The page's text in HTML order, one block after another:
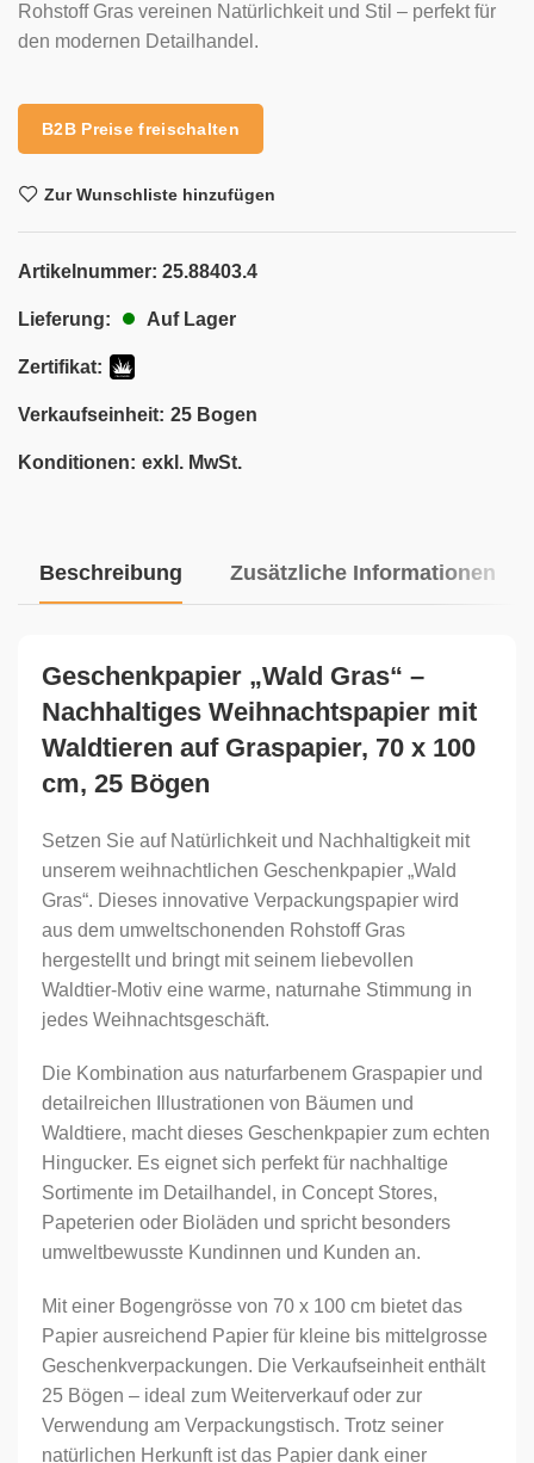
Rohstoff Gras vereinen Natürlichkeit und Stil – perfekt für
den modernen Detailhandel.
B2B Preise freischalten
Zur Wunschliste hinzufügen
Artikelnummer: 25.88403.4
Lieferung: Auf Lager
Zertifikat:
Verkaufseinheit: 25 Bogen
Konditionen: exkl. MwSt.
Beschreibung Zusätzliche Informationen
Geschenkpapier „Wald Gras“ –
Nachhaltiges Weihnachtspapier mit
Waldtieren auf Graspapier, 70 x 100
cm, 25 Bögen
Setzen Sie auf Natürlichkeit und Nachhaltigkeit mit
unserem weihnachtlichen Geschenkpapier „Wald
Gras“. Dieses innovative Verpackungspapier wird
aus dem umweltschonenden Rohstoff Gras
hergestellt und bringt mit seinem liebevollen
Waldtier-Motiv eine warme, naturnahe Stimmung in
jedes Weihnachtsgeschäft.
Die Kombination aus naturfarbenem Graspapier und
detailreichen Illustrationen von Bäumen und
Waldtiere, macht dieses Geschenkpapier zum echten
Hingucker. Es eignet sich perfekt für nachhaltige
Sortimente im Detailhandel, in Concept Stores,
Papeterien oder Bioläden und spricht besonders
umweltbewusste Kundinnen und Kunden an.
Mit einer Bogen­grösse von 70 x 100 cm bietet das
Papier ausreichend Papier für kleine bis mittelgrosse
Geschenkverpackungen. Die Verkaufseinheit enthält
25 Bögen – ideal zum Weiterverkauf oder zur
Verwendung am Verpackungstisch. Trotz seiner
natürlichen Herkunft ist das Papier dank einer